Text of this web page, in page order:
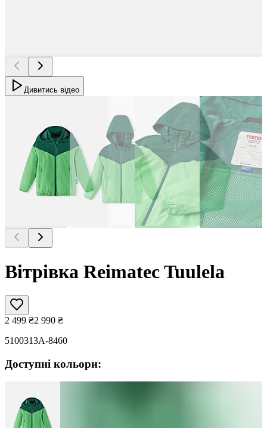
Дивитись відео
Вітрівка Reimatec Tuulela
2 499 ₴2 990 ₴
5100313A-8460
Доступні кольори: